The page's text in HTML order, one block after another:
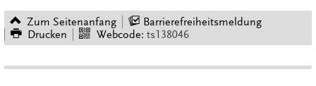
Zum Seitenanfang
Barrierefreiheitsmeldung
Drucken
Webcode: ts138046